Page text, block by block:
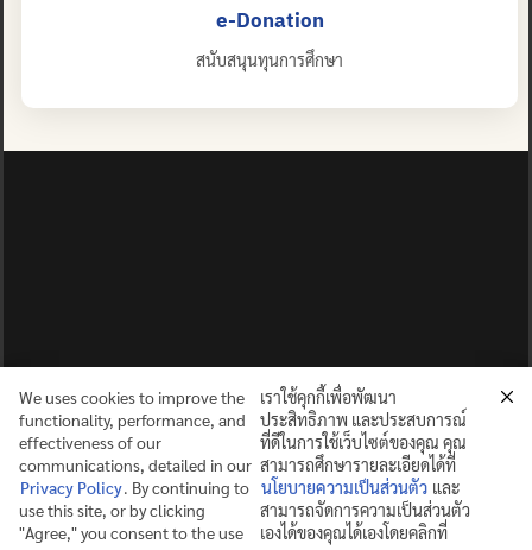
e-Donation
สนับสนุนทุนการศึกษา
ปญฺญาย ปริสุชฺฌติ (คนย่อมบริสุทธิ์ด้วยปัญญา)
We uses cookies to improve the
functionality, performance, and
effectiveness of our
communications, detailed in our
Privacy Policy. By continuing to
use this site, or by clicking
"Agree," you consent to the use
เราใช้คุกกี้เพื่อพัฒนา
ประสิทธิภาพ และประสบการณ์
ที่ดีในการใช้เว็บไซต์ของคุณ คุณ
สามารถศึกษารายละเอียดได้ที่
นโยบายความเป็นส่วนตัว และ
สามารถจัดการความเป็นส่วนตัว
เองได้ของคุณได้เองโดยคลิกที่